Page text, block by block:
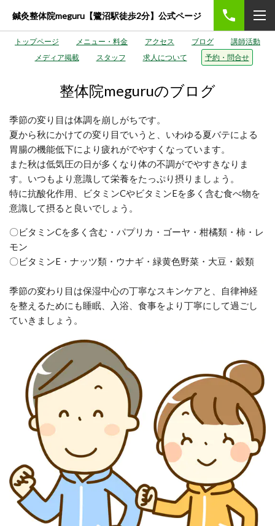
鍼灸整体院meguru【鷺沼駅徒歩2分】公式ページ
トップページ メニュー・料金 アクセス ブログ
講師活動
メディア掲載
スタッフ 求人について 予約・問合せ
整体院meguruのブログ
季節の変り目は体調を崩しがちです。
夏から秋にかけての変り目でいうと、いわゆる夏バテによる
胃腸の機能低下により疲れがでやすくなっています。
また秋は低気圧の日が多くなり体の不調がでやすきなりま
す。 いつもより意識して栄養をたっぷり摂りましょう。
特に抗酸化作用、ビタミンCやビタミンEを多く含む食べ物を
意識して摂ると良いでしょう。
〇ビタミンCを多く含む・パプリカ・ゴーヤ・柑橘類・柿・レ
モン
〇ビタミンE・ナッツ類・ウナギ・緑黄色野菜・大豆・穀類
季節の変わり目は保湿中心の丁寧なスキンケアと、自律神経
を整えるためにも睡眠、入浴、食事をより丁寧にして過ごし
ていきましょう。